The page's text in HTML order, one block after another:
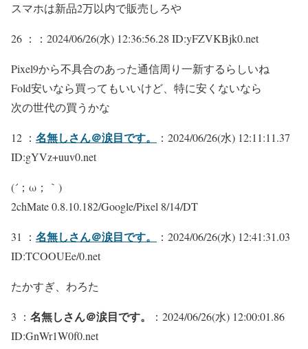
スマホは新品2万以内で販売しろや
26 ： ：2024/06/26(水) 12:36:56.28 ID:yFZVKBjk0.net
Pixel9から不具合のあった通信周り一新するらしいね
Fold安いなら買ってもいいけど、特に安くないなら
次の世代の買うかな
12 ： 名無しさん＠涙目です。
：2024/06/26(水) 12:11:11.37
ID:gYVz+uuv0.net
(´；ω；｀)
2chMate 0.8.10.182/Google/Pixel 8/14/DT
31 ： 名無しさん＠涙目です。
：2024/06/26(水) 12:41:31.03
ID:TCOOUEe/0.net
たかすぎ、わろた
3 ： 名無しさん＠涙目です。
：2024/06/26(水) 12:00:01.86
ID:GnWr1W0f0.net